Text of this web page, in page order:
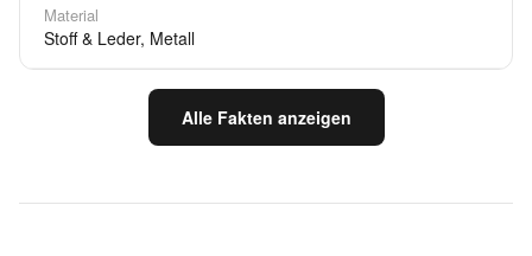
Material
Stoff & Leder, Metall
Alle Fakten anzeigen